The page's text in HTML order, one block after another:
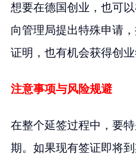
想要在德国创业，也可
向管理局提出特殊申请
证明，也有机会获得创业
注意事项与风险规避
在整个延签过程中，要
期。如果现有签证即将